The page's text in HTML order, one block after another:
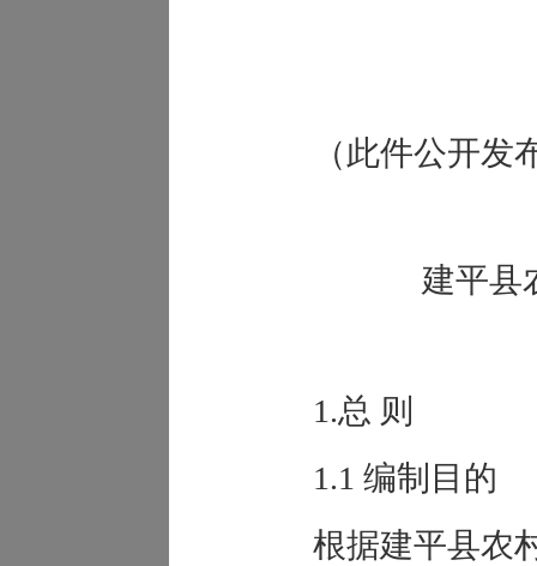
（此件公开发
建平县
1.总 则
1.1 编制目的
根据建平县农